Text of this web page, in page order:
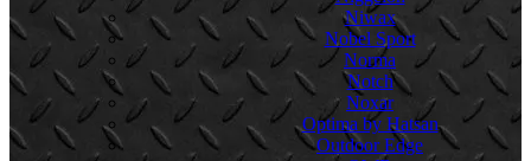
Niwax
Nobel Sport
Norma
Notch
Noxar
Optima by Hatsan
Outdoor Edge